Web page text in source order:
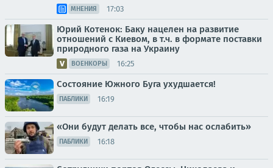
МНЕНИЯ 17:03
Юрий Котенок: Баку нацелен на развитие
отношений с Киевом, в т.ч. в формате поставки
природного газа на Украину
ВОЕНКОРЫ 16:25
Состояние Южного Буга ухудшается!
ПАБЛИКИ 16:19
«Они будут делать все, чтобы нас ослабить»
ПАБЛИКИ 16:18